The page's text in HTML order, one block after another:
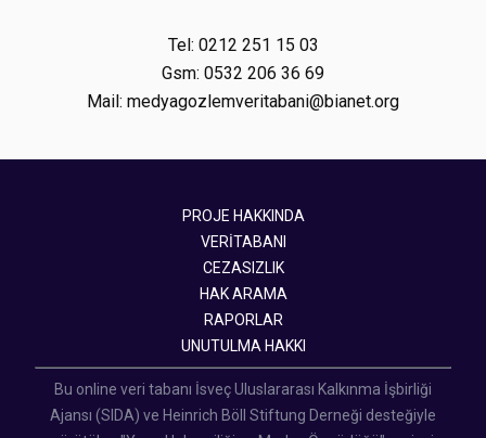
Tel: 0212 251 15 03
Gsm: 0532 206 36 69
Mail: medyagozlemveritabani@bianet.org
PROJE HAKKINDA
VERİTABANI
CEZASIZLIK
HAK ARAMA
RAPORLAR
UNUTULMA HAKKI
Bu online veri tabanı İsveç Uluslararası Kalkınma İşbirliği
Ajansı (SIDA) ve Heinrich Böll Stiftung Derneği desteğiyle